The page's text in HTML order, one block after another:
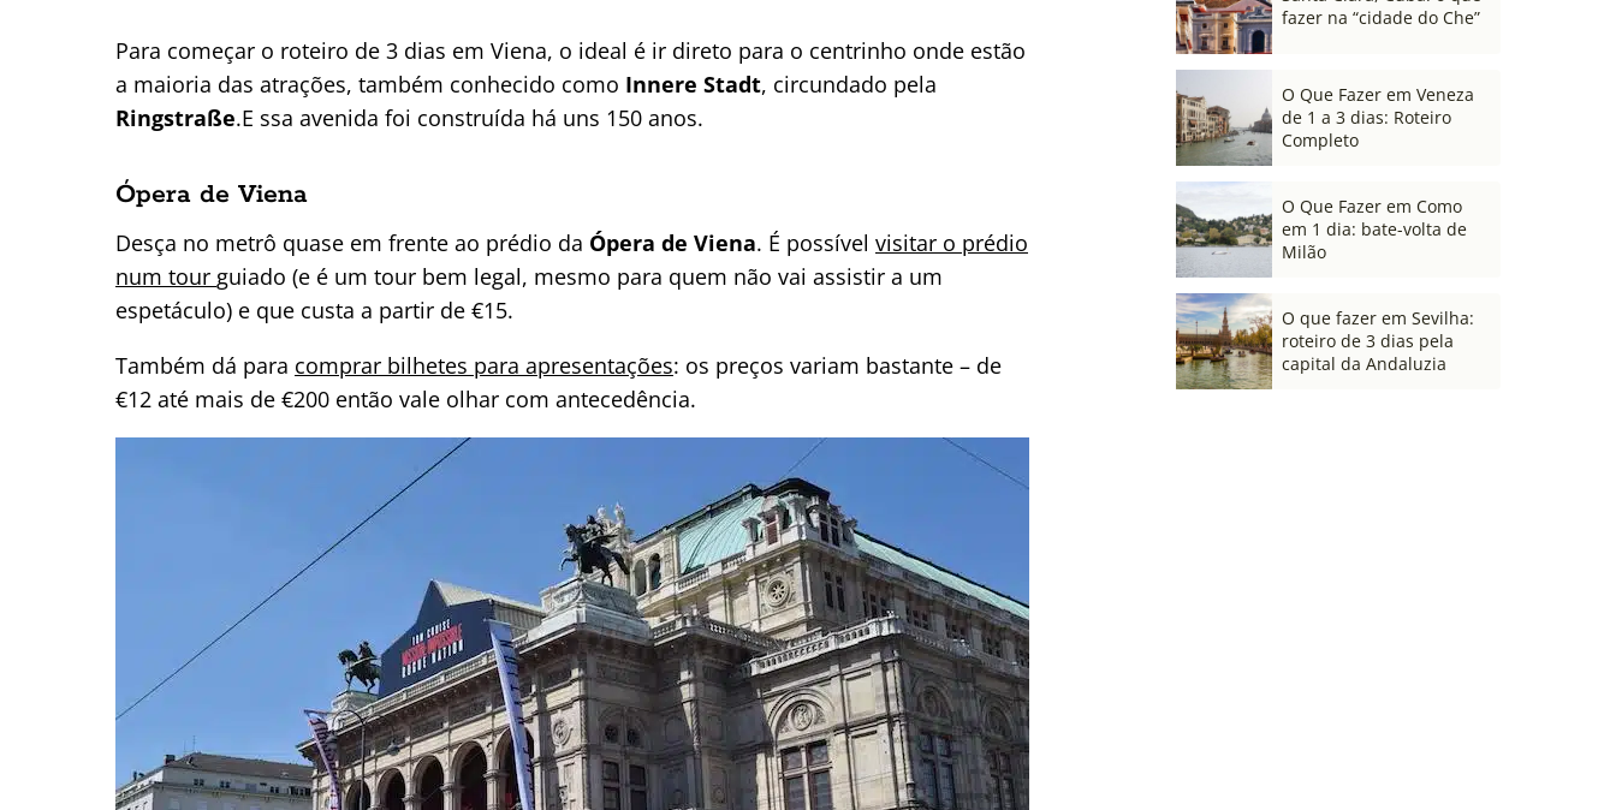
Para começar o roteiro de 3 dias em Viena, o ideal é ir direto para o centrinho onde estão
a maioria das atrações, também conhecido como Innere Stadt, circundado pela
Ringstraße.E ssa avenida foi construída há uns 150 anos.
Ópera de Viena
Desça no metrô quase em frente ao prédio da Ópera de Viena. É possível visitar o prédio
num tour guiado (e é um tour bem legal, mesmo para quem não vai assistir a um
espetáculo) e que custa a partir de €15.
Também dá para comprar bilhetes para apresentações: os preços variam bastante – de
€12 até mais de €200 então vale olhar com antecedência.
fazer na “cidade do Che”
O Que Fazer em Veneza
de 1 a 3 dias: Roteiro
Completo
O Que Fazer em Como
em 1 dia: bate-volta de
Milão
O que fazer em Sevilha:
roteiro de 3 dias pela
capital da Andaluzia